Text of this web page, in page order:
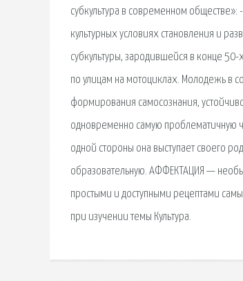
субкультура в современном
культурных условиях становления и
субкультуры, зародившейся в конце
по улицам на мотоциклах. Молодежь в
формирования самосознания,
одновременно самую проблематичную
одной стороны она выступает своего
образовательную. АФФЕКТАЦИЯ —
простыми и доступными рецептами
при изучении темы Культура.